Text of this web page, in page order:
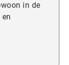
in de